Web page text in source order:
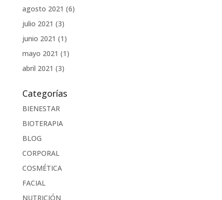
agosto 2021 (6)
julio 2021 (3)
junio 2021 (1)
mayo 2021 (1)
abril 2021 (3)
Categorías
BIENESTAR
BIOTERAPIA
BLOG
CORPORAL
COSMÉTICA
FACIAL
NUTRICIÓN